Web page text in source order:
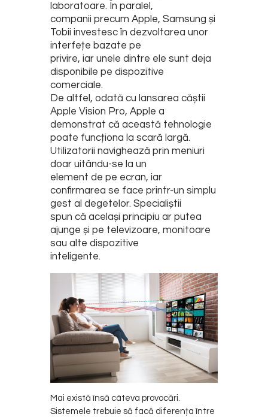
laboratoare. În paralel,
companii precum Apple, Samsung și
Tobii investesc în dezvoltarea unor
interfețe bazate pe
privire, iar unele dintre ele sunt deja
disponibile pe dispozitive
comerciale.
De altfel, odată cu lansarea căștii
Apple Vision Pro, Apple a
demonstrat că această tehnologie
poate funcționa la scară largă.
Utilizatorii navighează prin meniuri
doar uitându-se la un
element de pe ecran, iar
confirmarea se face printr-un simplu
gest al degetelor. Specialiștii
spun că același principiu ar putea
ajunge și pe televizoare, monitoare
sau alte dispozitive
inteligente.
Mai există însă câteva provocări.
Sistemele trebuie să facă diferența între